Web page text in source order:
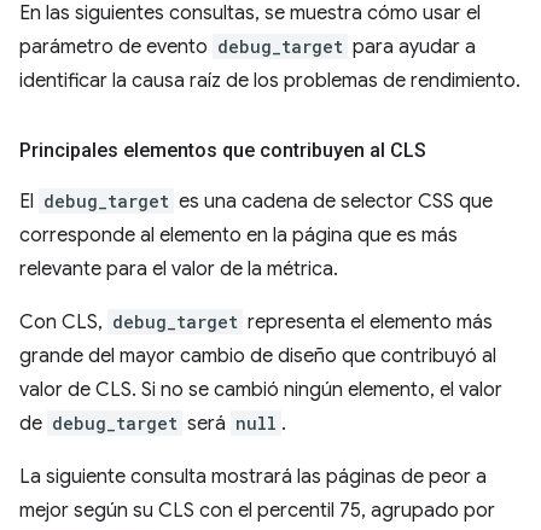
En las siguientes consultas, se muestra cómo usar el
parámetro de evento debug_target para ayudar a
identificar la causa raíz de los problemas de rendimiento.
Principales elementos que contribuyen al CLS
El debug_target es una cadena de selector CSS que
corresponde al elemento en la página que es más
relevante para el valor de la métrica.
Con CLS, debug_target representa el elemento más
grande del mayor cambio de diseño que contribuyó al
valor de CLS. Si no se cambió ningún elemento, el valor
de debug_target será null .
La siguiente consulta mostrará las páginas de peor a
mejor según su CLS con el percentil 75, agrupado por